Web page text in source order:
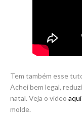
Tem também esse
Achei bem legal,
natal. Veja o vídeo aqui
molde.